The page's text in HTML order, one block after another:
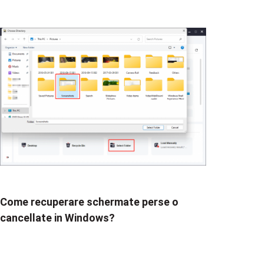
Come recuperare schermate perse o
cancellate in Windows?